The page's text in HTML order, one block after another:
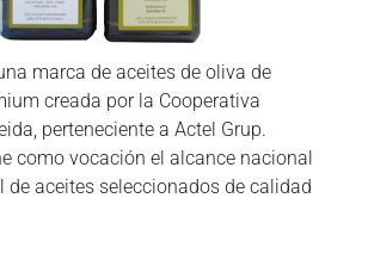
marca de aceites de oliva de
creada por la Cooperativa
perteneciente a Actel Grup.
como vocación el alcance nacional
de aceites seleccionados de calidad